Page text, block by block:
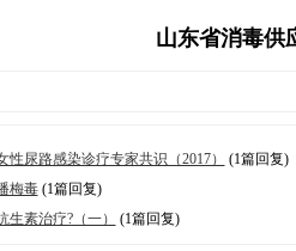
山东省消毒供
尿路感染诊疗专家共识（2017）
(1篇回复)
梅毒(1篇回复)
素治疗?（一）
(1篇回复)